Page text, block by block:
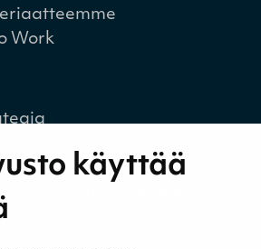
käyttää
Work
ja kumppaneidemme